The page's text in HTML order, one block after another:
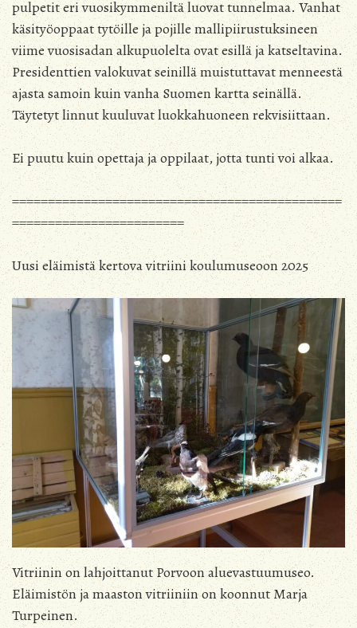
pulpetit eri vuosikymmeniltä luovat tunnelmaa. Vanhat
käsityöoppaat tytöille ja pojille mallipiirustuksineen
viime vuosisadan alkupuolelta ovat esillä ja katseltavina.
Presidenttien valokuvat seinillä muistuttavat menneestä
ajasta samoin kuin vanha Suomen kartta seinällä.
Täytetyt linnut kuuluvat luokkahuoneen rekvisiittaan.
Ei puutu kuin opettaja ja oppilaat, jotta tunti voi alkaa.
==============================================
========================
Uusi eläimistä kertova vitriini koulumuseoon 2025
Vitriinin on lahjoittanut Porvoon aluevastuumuseo.
Eläimistön ja maaston vitriiniin on koonnut Marja
Turpeinen.